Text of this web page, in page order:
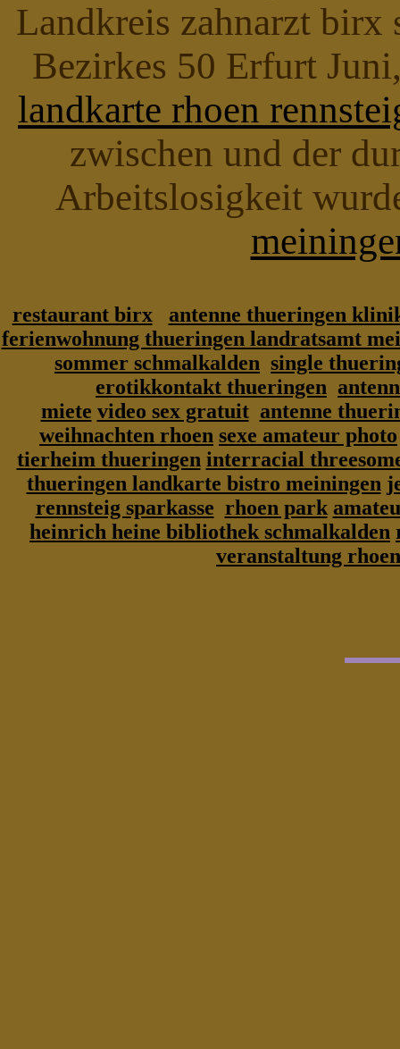
Landkreis zahnarzt
Bezirkes 50 Erfurt
landkarte rhoen
zwischen und der
Arbeitslosigkeit
restaurant birx
antenne thueringen
ferienwohnung thueringen landratsamt
sommer schmalkalden single
erotikkontakt thueringen
miete video sex gratuit antenne
weihnachten rhoen sexe amateur photo
tierheim thueringen interracial
thueringen landkarte bistro meiningen
rennsteig sparkasse rhoen park
heinrich heine bibliothek schmalkalden
veranstaltung